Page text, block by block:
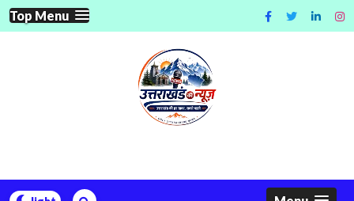
Skip
to
Top Menu